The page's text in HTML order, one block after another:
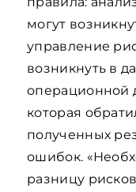
могут
управление
возникнуть в
операционной
которая
полученных
ошибок.
разницу